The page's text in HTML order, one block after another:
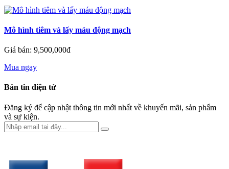
Mô hình tiêm và lấy máu động mạch
Giá bán: 9,500,000đ
Mua ngay
Bản tin điện tử
Đăng ký để cập nhật thông tin mới nhất về khuyến mãi, sản phẩm
và sự kiện.